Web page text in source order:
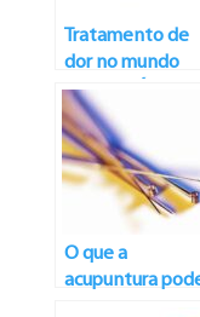
Tratamento de
dor no mundo
VETERINÁRIO
O que a
acupuntura